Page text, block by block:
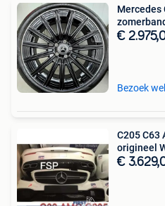
Mercedes
€
Bezoek
C205 C63
origineel
€